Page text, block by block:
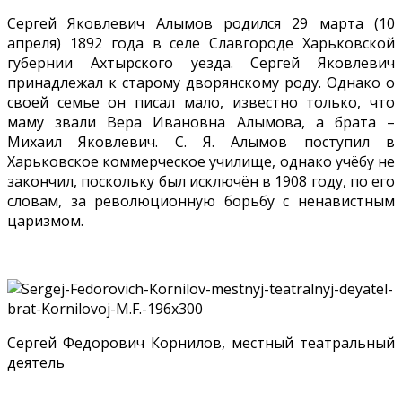
Сергей Яковлевич Алымов родился 29 марта (10
апреля) 1892 года в селе Славгороде Харьковской
губернии Ахтырского уезда. Сергей Яковлевич
принадлежал к старому дворянскому роду. Однако о
своей семье он писал мало, известно только, что
маму звали Вера Ивановна Алымова, а брата –
Михаил Яковлевич. С. Я. Алымов поступил в
Харьковское коммерческое училище, однако учёбу не
закончил, поскольку был исключён в 1908 году, по его
словам, за революционную борьбу с ненавистным
царизмом.
Сергей Федорович Корнилов, местный театральный
деятель